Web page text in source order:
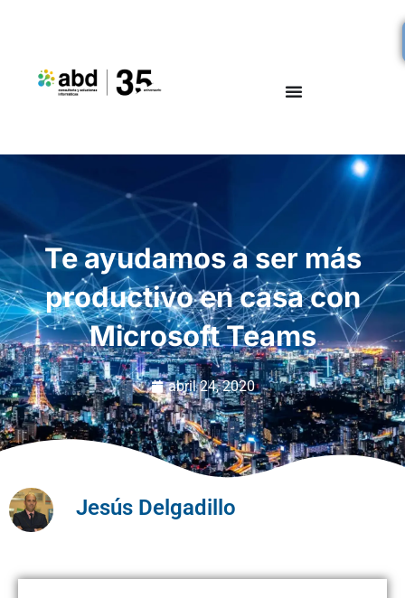
Te ayudamos a ser más
productivo en casa con
Microsoft Teams
abril 24, 2020
Jesús Delgadillo